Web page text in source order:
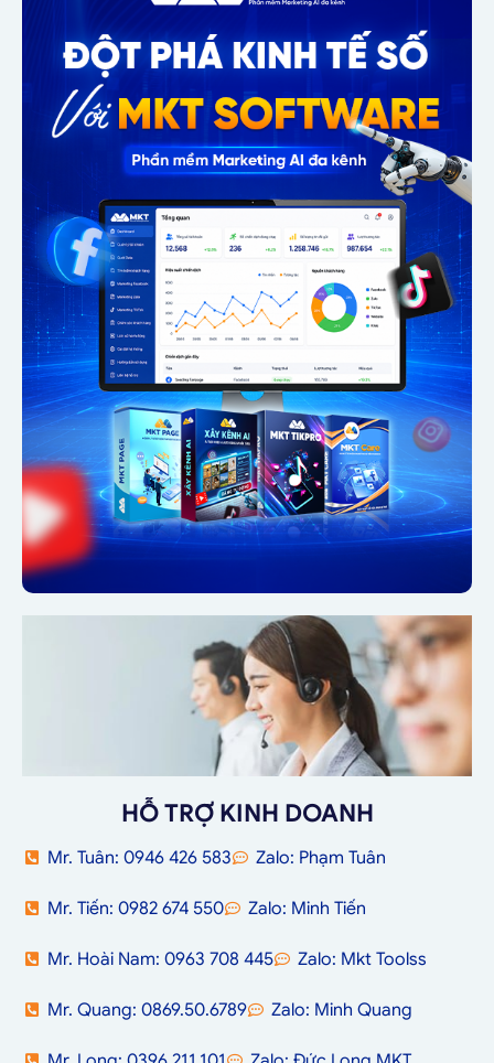
HỖ TRỢ KINH DOANH
Mr. Tuân: 0946 426 583 Zalo: Phạm Tuân
Mr. Tiến: 0982 674 550 Zalo: Minh Tiến
Mr. Hoài Nam: 0963 708 445 Zalo: Mkt Toolss
Mr. Quang: 0869.50.6789 Zalo: Minh Quang